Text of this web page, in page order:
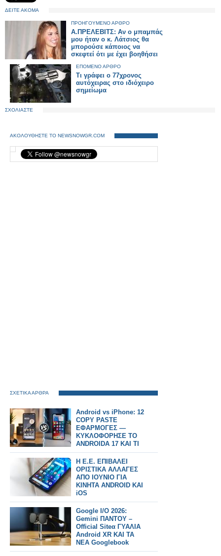
ΔΕΙΤΕ ΑΚΟΜΑ
ΠΡΟΗΓΟΥΜΕΝΟ ΑΡΘΡΟ
Α.ΠΡΕΛΕΒΙΤΣ: Αν ο μπαμπάς
μου ήταν ο κ. Λάτσιος θα
μπορούσε κάποιος να
σκεφτεί ότι με έχει βοηθήσει
ΕΠΟΜΕΝΟ ΑΡΘΡΟ
Τι γράφει ο 77χρονος
αυτόχειρας στο ιδιόχειρο
σημείωμα
ΣΧΟΛΙΑΣΤΕ
ΑΚΟΛΟΥΘΗΣΤΕ ΤΟ NEWSNOWGR.COM
ΣΧΕΤΙΚΑ ΑΡΘΡΑ
Android vs iPhone: 12
COPY PASTE
ΕΦΑΡΜΟΓΕΣ —
ΚΥΚΛΟΦΟΡΗΣΕ ΤΟ
ANDROIDA 17 KAI TI
NEO FERNEI STA
ΣΜΑΡΤΠΗΟΝΕΣ
Η Ε.Ε. ΕΠΙΒΑΛΕΙ
ΟΡΙΣΤΙΚΑ ΑΛΛΑΓΕΣ
ΑΠΟ ΙΟΥΝΙΟ ΓΙΑ
ΚΙΝΗΤΑ ANDROID KAI
iOS
Google I/O 2026:
Gemini ΠΑΝΤΟΥ –
Official Siteα ΓΥΑΛΙΑ
Android XR ΚΑΙ ΤΑ
ΝΕΑ Googlebook
laptops